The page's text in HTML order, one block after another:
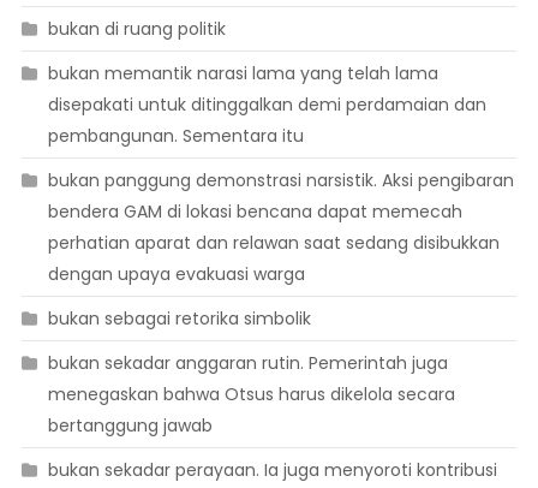
bukan di ruang politik
bukan memantik narasi lama yang telah lama
disepakati untuk ditinggalkan demi perdamaian dan
pembangunan. Sementara itu
bukan panggung demonstrasi narsistik. Aksi pengibaran
bendera GAM di lokasi bencana dapat memecah
perhatian aparat dan relawan saat sedang disibukkan
dengan upaya evakuasi warga
bukan sebagai retorika simbolik
bukan sekadar anggaran rutin. Pemerintah juga
menegaskan bahwa Otsus harus dikelola secara
bertanggung jawab
bukan sekadar perayaan. Ia juga menyoroti kontribusi